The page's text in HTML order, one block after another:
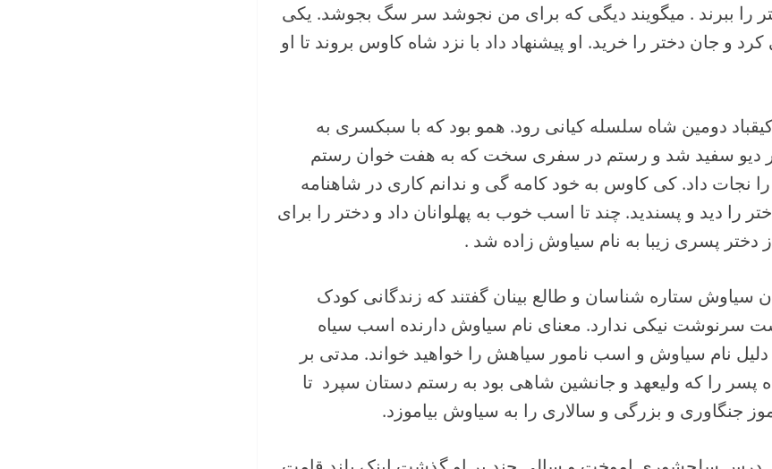
را ببرند . میگویند دیگی که برای من نجوشد سر سگ بجوشد. یکی
کرد و جان دختر را خرید. او پیشنهاد داد با نزد شاه کاوس بروند تا او
دومین شاه سلسله کیانی رود. همو بود که با سبکسری به
دیو سفید شد و رستم در سفری سخت که به هفت خوان رستم
نجات داد. کی کاوس به خود کامه گی و ندانم کاری در شاهنامه
دید و پسندید. چند تا اسب خوب به پهلوانان داد و دختر را برای
دختر پسری زیبا به نام سیاوش زاده شد .
سیاوش ستاره شناسان و طالع بینان گفتند که زندگانی کودک
سرنوشت نیکی ندارد. معنای نام سیاوش دارنده اسب سیاه
دلیل نام سیاوش و اسب نامور سیاهش را خواهید خواند. مدتی بر
را که ولیعهد و جانشین شاهی بود به رستم دستان سپرد تا
جنگاوری و بزرگی و سالاری را به سیاوش بیاموزد.